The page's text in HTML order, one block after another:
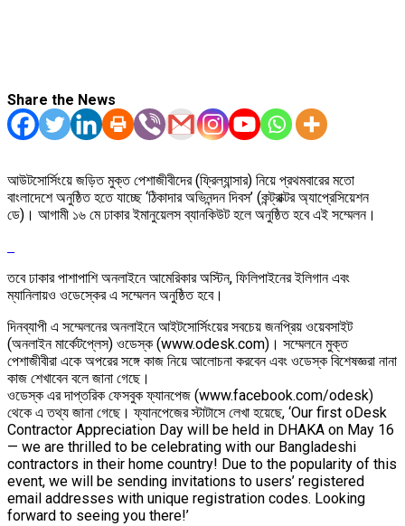
Share the News
আউটসোর্সিংয়ে জড়িত মুক্ত পেশাজীবীদের (ফ্রিল্যান্সার) নিয়ে প্রথমবারের মতো
বাংলাদেশে অনুষ্ঠিত হতে যাচ্ছে ‘ঠিকাদার অভিনন্দন দিবস’ (কন্ট্রাক্টর অ্যাপ্রেসিয়েশন
ডে)। আগামী ১৬ মে ঢাকার ইমানুয়েলস ব্যানকিউট হলে অনুষ্ঠিত হবে এই সম্মেলন।
তবে ঢাকার পাশাপাশি অনলাইনে আমেরিকার অস্টিন, ফিলিপাইনের ইলিগান এবং
ম্যানিলায়ও ওডেস্কের এ সম্মেলন অনুষ্ঠিত হবে।
দিনব্যাপী এ সম্মেলনের অনলাইনে আইটসোর্সিংয়ের সবচেয় জনপ্রিয় ওয়েবসাইট
(অনলাইন মার্কেটপ্লেস) ওডেস্ক (www.odesk.com)। সম্মেলনে মুক্ত
পেশাজীবীরা একে অপরের সঙ্গে কাজ নিয়ে আলোচনা করবেন এবং ওডেস্ক বিশেষজ্ঞরা নানা
কাজ শেখাবেন বলে জানা গেছে।
ওডেস্ক এর দাপ্তরিক ফেসবুক ফ্যানপেজ (www.facebook.com/odesk)
থেকে এ তথ্য জানা গেছে। ফ্যানপেজের স্টাটাসে লেখা হয়েছে, ‘Our first oDesk
Contractor Appreciation Day will be held in DHAKA on May 16
— we are thrilled to be celebrating with our Bangladeshi
contractors in their home country! Due to the popularity of this
event, we will be sending invitations to users’ registered
email addresses with unique registration codes. Looking
forward to seeing you there!’